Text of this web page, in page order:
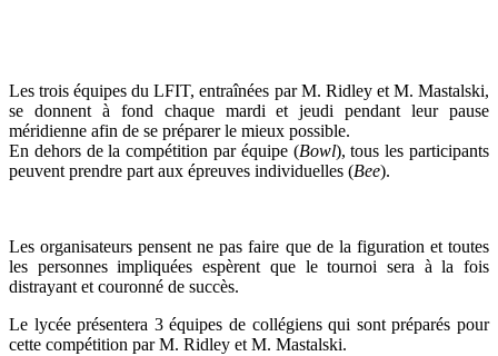
Les trois équipes du LFIT, entraînées par M. Ridley et M. Mastalski,
se donnent à fond chaque mardi et jeudi pendant leur pause
méridienne afin de se préparer le mieux possible.
En dehors de la compétition par équipe (Bowl), tous les participants
peuvent prendre part aux épreuves individuelles (Bee).
Les organisateurs pensent ne pas faire que de la figuration et toutes
les personnes impliquées espèrent que le tournoi sera à la fois
distrayant et couronné de succès.
Le lycée présentera 3 équipes de collégiens qui sont préparés pour
cette compétition par M. Ridley et M. Mastalski.